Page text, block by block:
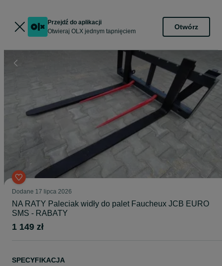
Przejdź do aplikacji
Otwieraj OLX jednym tapnięciem
Otwórz
Dodane 17 lipca 2026
NA RATY Paleciak widły do palet Faucheux JCB EURO
SMS - RABATY
1 149 zł
SPECYFIKACJA